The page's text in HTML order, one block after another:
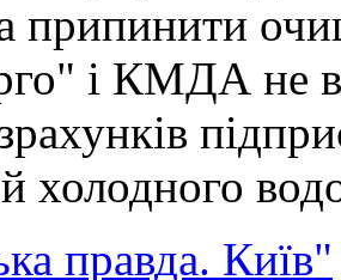
припинити
і КМДА не
холодного
правда. Київ"